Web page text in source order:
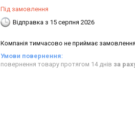
Під замовлення
Відправка з 15 серпня 2026
Компанія тимчасово не приймає замовлення
повернення товару протягом 14 днів за